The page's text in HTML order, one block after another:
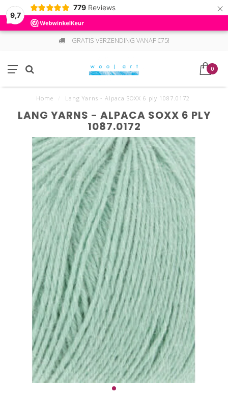
9,7
779 Reviews ×
GRATIS VERZENDING VANAF €75!
0
Home Lang Yarns - Alpaca SOXX 6 ply 1087.0172
LANG YARNS - ALPACA SOXX 6 PLY
1087.0172